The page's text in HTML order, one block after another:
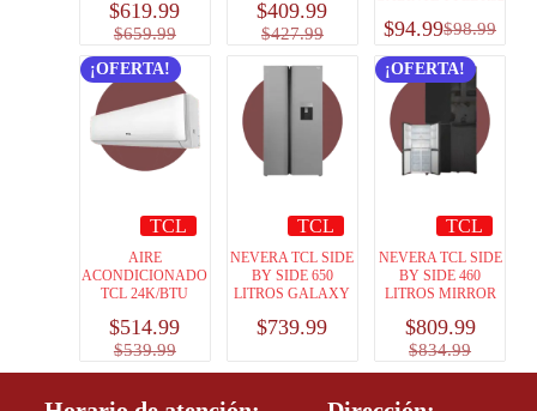
$659.99
$619.99
$427.99
$409.99
$98.99
$94.99
¡OFERTA!
TCL
AIRE
ACONDICIONADO
TCL 24K/BTU
$539.99
$514.99
TCL
NEVERA TCL SIDE
BY SIDE 650
LITROS GALAXY
$739.99
¡OFERTA!
TCL
NEVERA TCL SIDE
BY SIDE 460
LITROS MIRROR
$834.99
$809.99